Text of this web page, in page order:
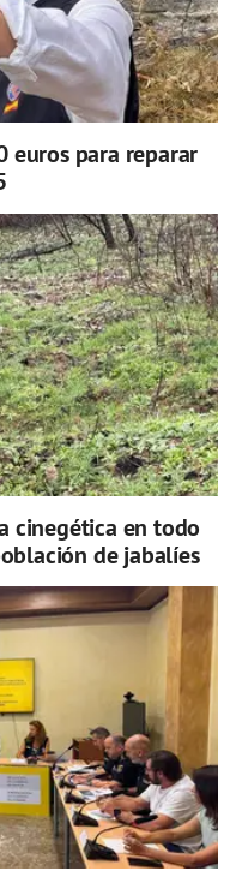
euros para reparar
cinegética en todo
de jabalíes